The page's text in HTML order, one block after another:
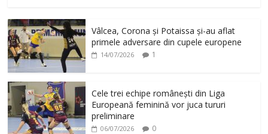
Vâlcea, Corona și Potaissa și-au aflat
primele adversare din cupele europene
14/07/2026 1
Cele trei echipe românești din Liga
Europeană feminină vor juca tururi
preliminare
06/07/2026 0